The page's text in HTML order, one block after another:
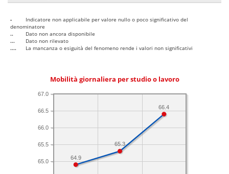
-
Indicatore non applicabile per valore nullo o poco significativo del
denominatore
..
Dato non ancora disponibile
...
Dato non rilevato
....
La mancanza o esiguità del fenomeno rende i valori non significativi
Mobilità giornaliera per studio o lavoro
65.0
65.5
66.0
66.5
67.0
66.4
65.3
64.9